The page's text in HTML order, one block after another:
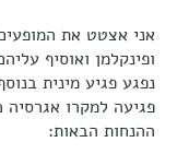
אני אצטט את
ופינקלמן ואוסיף
נפגע פגיע מינית
פגיעה למקרו אגרסיה
ההנחות הבאות: